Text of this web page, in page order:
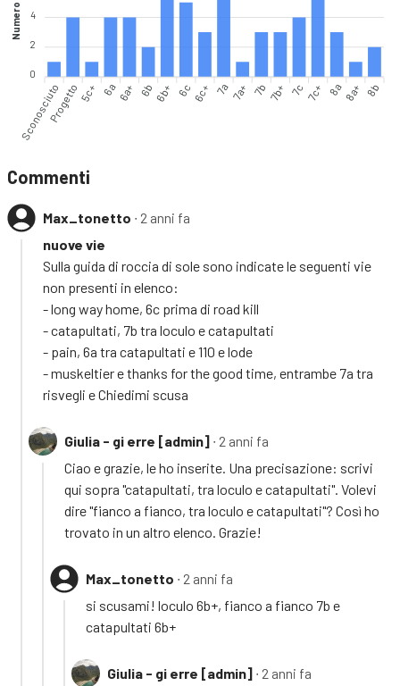
4
2
0
Numero vie
SconosciutoProgetto5c+ 6a 6a+ 6b 6b+ 6c 6c+ 7a 7a+ 7b 7b+ 7c 7c+ 8a 8a+ 8b
Commenti
Max_tonetto ∙ 2 anni fa
nuove vie
Sulla guida di roccia di sole sono indicate le seguenti vie
non presenti in elenco:
- long way home, 6c prima di road kill
- catapultati, 7b tra loculo e catapultati
- pain, 6a tra catapultati e 110 e lode
- muskeltier e thanks for the good time, entrambe 7a tra
risvegli e Chiedimi scusa
Giulia - gi erre [admin] ∙ 2 anni fa
Ciao e grazie, le ho inserite. Una precisazione: scrivi
qui sopra "catapultati, tra loculo e catapultati". Volevi
dire "fianco a fianco, tra loculo e catapultati"? Così ho
trovato in un altro elenco. Grazie!
Max_tonetto ∙ 2 anni fa
si scusami! loculo 6b+, fianco a fianco 7b e
catapultati 6b+
Giulia - gi erre [admin] ∙ 2 anni fa